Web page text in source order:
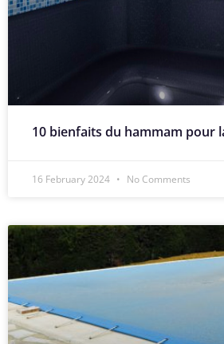
10 bienfaits du hammam pour
16 February 2024 No Comments